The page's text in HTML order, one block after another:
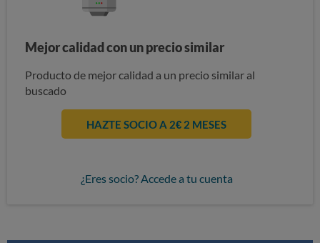
Mejor calidad con un precio similar
Producto de mejor calidad a un precio similar al
buscado
HAZTE SOCIO A 2€ 2 MESES
¿Eres socio? Accede a tu cuenta